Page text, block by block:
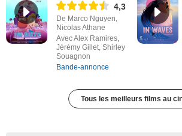
4,3
De Marco Nguyen,
Nicolas Athane
Avec Alex Ramires,
Jérémy Gillet, Shirley
Souagnon
Bande-annonce
Tous les meilleurs films au